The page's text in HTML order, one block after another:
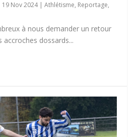
19 Nov 2024|Athlétisme, Reportage,
à nous demander un retour
accroches dossards...